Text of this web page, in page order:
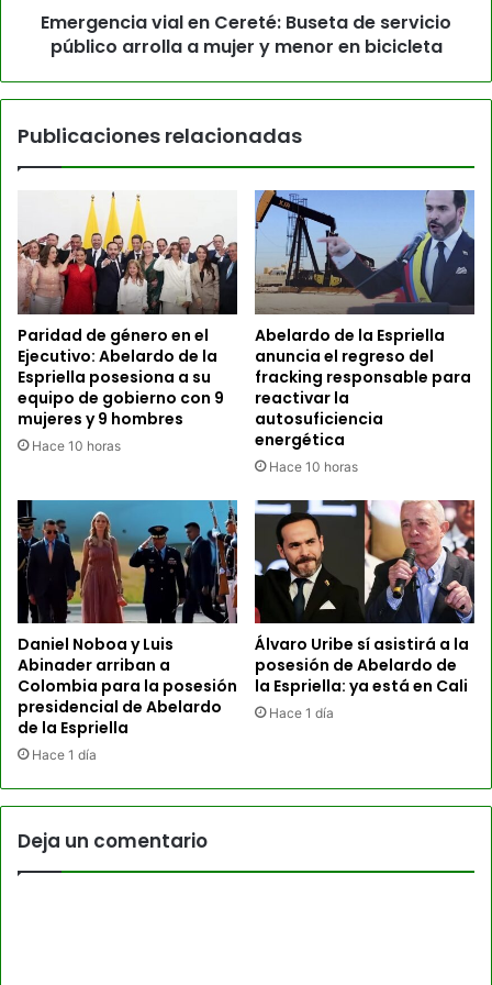
Emergencia vial en Cereté: Buseta de servicio
público arrolla a mujer y menor en bicicleta
Publicaciones relacionadas
Paridad de género en el
Ejecutivo: Abelardo de la
Espriella posesiona a su
equipo de gobierno con 9
mujeres y 9 hombres
Hace 10 horas
Abelardo de la Espriella
anuncia el regreso del
fracking responsable para
reactivar la
autosuficiencia
energética
Hace 10 horas
Daniel Noboa y Luis
Abinader arriban a
Colombia para la posesión
presidencial de Abelardo
de la Espriella
Hace 1 día
Álvaro Uribe sí asistirá a la
posesión de Abelardo de
la Espriella: ya está en Cali
Hace 1 día
Deja un comentario